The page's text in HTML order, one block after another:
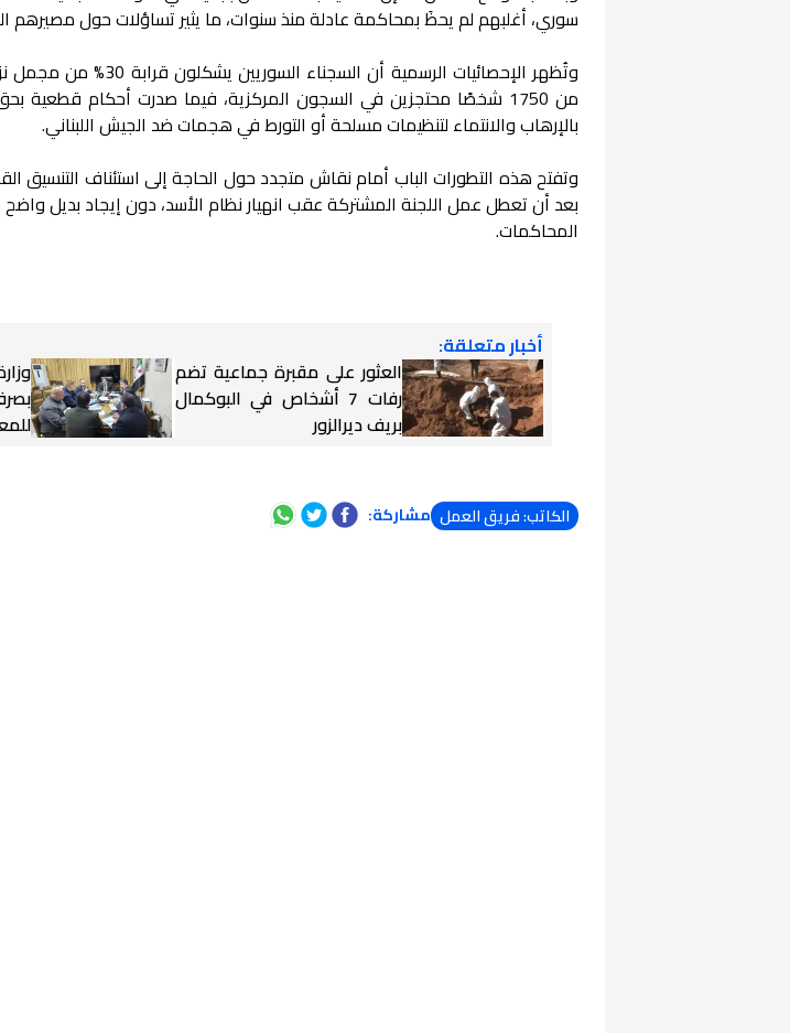
سوري، أغلبهم لم يحظَ بمحاكمة عادلة منذ سنوات، ما يثير تساؤلات حول مصيرهم
وتُظهر الإحصائيات الرسمية أن
بالإرهاب والانتماء لتنظيمات مسلحة أو التورط في هجمات ضد الجيش اللبناني.
وتفتح هذه التطورات الباب أمام نقاش متجدد حول الحاجة إلى استئناف التنسيق
بعد أن تعطل عمل اللجنة المشتركة عقب انهيار نظام الأسد، دون إيجاد بديل
المحاكمات.
أخبار متعلقة:
العثور على مقبرة جماعية تضم
رفات 7 أشخاص في البوكمال
بريف ديرالزور
الكاتب: فريق العمل مشاركة: